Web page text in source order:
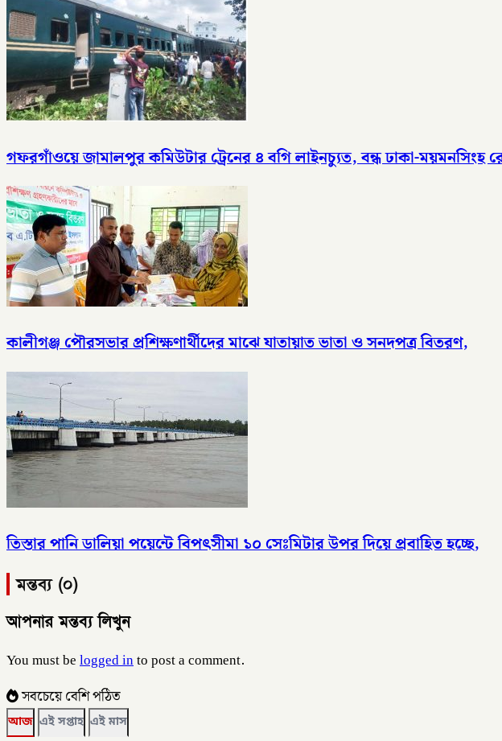
গফরগাঁওয়ে জামালপুর কমিউটার ট্রেনের ৪ বগি লাইনচ্যুত, বন্ধ ঢাকা-ময়মনসিংহ
কালীগঞ্জ পৌরসভার প্রশিক্ষণার্থীদের মাঝে যাতায়াত ভাতা ও সনদপত্র বিতরণ,
তিস্তার পানি ডালিয়া পয়েন্টে বিপৎসীমা ১০ সেঃমিটার উপর দিয়ে প্রবাহিত হচ্ছে,
মন্তব্য (০)
আপনার মন্তব্য লিখুন
You must belogged into post a comment.
সবচেয়ে বেশি পঠিত
আজ এই সপ্তাহ এই মাস